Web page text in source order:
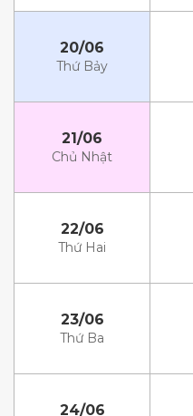
20/06
Thứ Bảy
21/06
Chủ Nhật
22/06
Thứ Hai
23/06
Thứ Ba
24/06